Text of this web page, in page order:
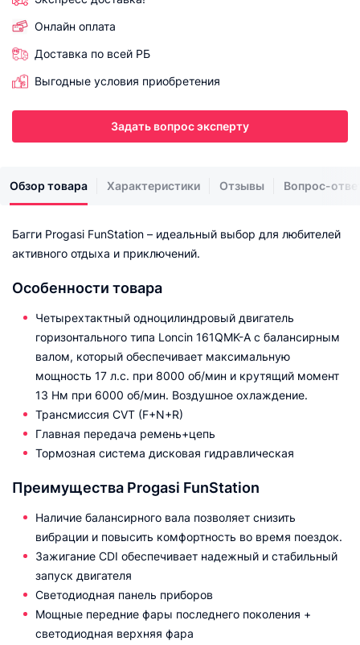
Онлайн оплата
Доставка по всей РБ
Выгодные условия приобретения
Задать вопрос эксперту
Обзор товара Характеристики Отзывы Вопрос-
Багги Progasi FunStation – идеальный выбор для любителей
активного отдыха и приключений.
Особенности товара
Четырехтактный одноцилиндровый двигатель
горизонтального типа Loncin 161QMK-A с балансирным
валом, который обеспечивает максимальную
мощность 17 л.с. при 8000 об/мин и крутящий момент
13 Нм при 6000 об/мин. Воздушное охлаждение.
Трансмиссия CVT (F+N+R)
Главная передача ремень+цепь
Тормозная система дисковая гидравлическая
Преимущества Progasi FunStation
Наличие балансирного вала позволяет снизить
вибрации и повысить комфортность во время поездок.
Зажигание CDI обеспечивает надежный и стабильный
запуск двигателя
Светодиодная панель приборов
Мощные передние фары последнего поколения +
светодиодная верхняя фара